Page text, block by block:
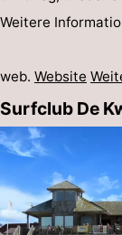
Weitere
web. Website
Surfclub De